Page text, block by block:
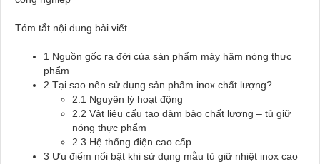
Tóm tắt nội dung bài viết
1 Nguồn gốc ra đời của sản phẩm máy hâm nóng thực
phẩm
2 Tại sao nên sử dụng sản phẩm inox chất lượng?
2.1 Nguyên lý hoạt động
2.2 Vật liệu cấu tạo đảm bảo chất lượng – tủ giữ
nóng thực phẩm
2.3 Hệ thống điện cao cấp
3 Ưu điểm nổi bật khi sử dụng mẫu tủ giữ nhiệt inox cao